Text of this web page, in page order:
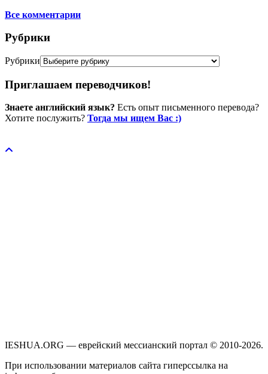
Все комментарии
Рубрики
Рубрики
Приглашаем переводчиков!
Знаете английский язык? Есть опыт письменного перевода?
Хотите послужить? Тогда мы ищем Вас :)
IESHUA.ORG — еврейский мессианский портал © 2010-2026.
При использовании материалов сайта гиперссылка на